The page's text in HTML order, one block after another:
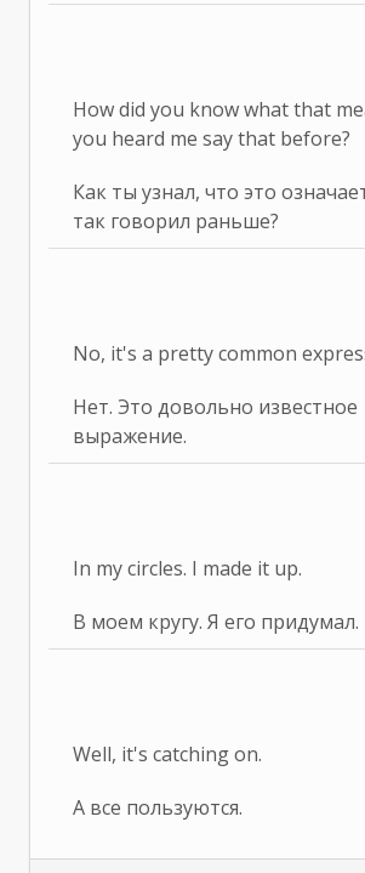
How did you know what that
you heard me say that before?
Как ты узнал, что это
так говорил раньше?
No, it's a pretty common
Нет. Это довольно известное
выражение.
In my circles. I made it up.
В моем кругу. Я его придумал.
Well, it's catching on.
А все пользуются.